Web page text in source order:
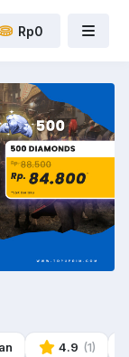
Rp0
4.9 (1)